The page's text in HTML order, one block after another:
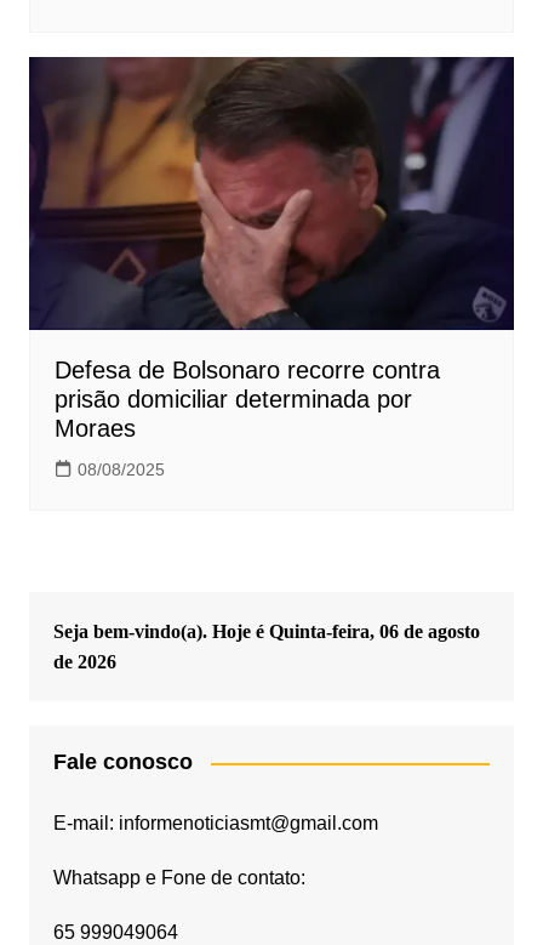
Defesa de Bolsonaro recorre contra
prisão domiciliar determinada por
Moraes
08/08/2025
Seja bem-vindo(a). Hoje é Quinta-feira, 06 de agosto
de 2026
Fale conosco
E-mail: informenoticiasmt@gmail.com
Whatsapp e Fone de contato:
65 999049064